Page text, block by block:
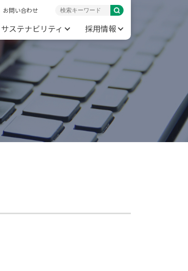
お問い合わせ
サステナビリティ 採用情報